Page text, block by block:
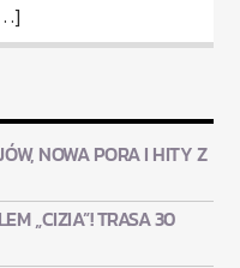
NOWA PORA I HITY Z
„CIZIA”! TRASA 30